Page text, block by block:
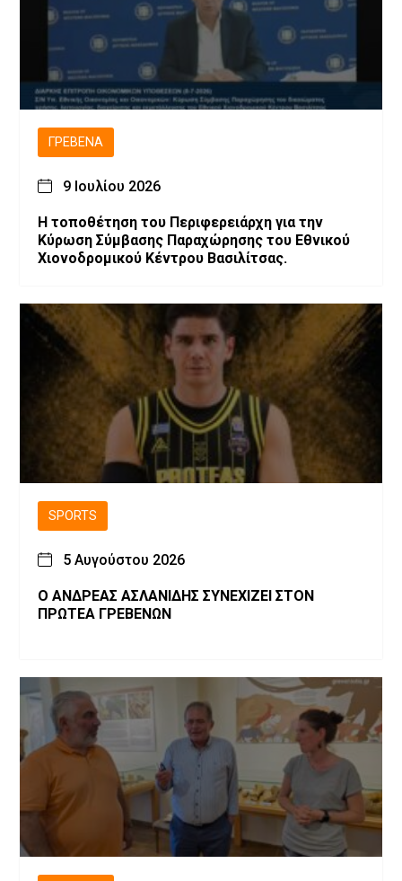
ΓΡΕΒΕΝΆ
9 Ιουλίου 2026
Η τοποθέτηση του Περιφερειάρχη για την
Κύρωση Σύμβασης Παραχώρησης του Εθνικού
Χιονοδρομικού Κέντρου Βασιλίτσας.
SPORTS
5 Αυγούστου 2026
Ο ΑΝΔΡΕΑΣ ΑΣΛΑΝΙΔΗΣ ΣΥΝΕΧΙΖΕΙ ΣΤΟΝ
ΠΡΩΤΕΑ ΓΡΕΒΕΝΩΝ